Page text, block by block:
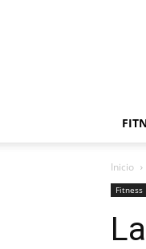
Inicio
Fitness